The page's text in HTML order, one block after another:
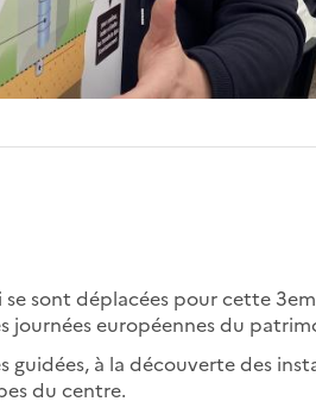
se sont déplacées pour cette
journées européennes du
guidées, à la découverte des
du centre.